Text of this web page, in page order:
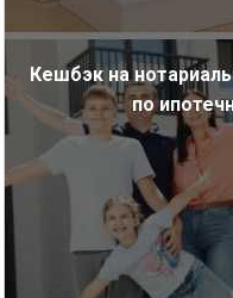
Кешбэк на
по